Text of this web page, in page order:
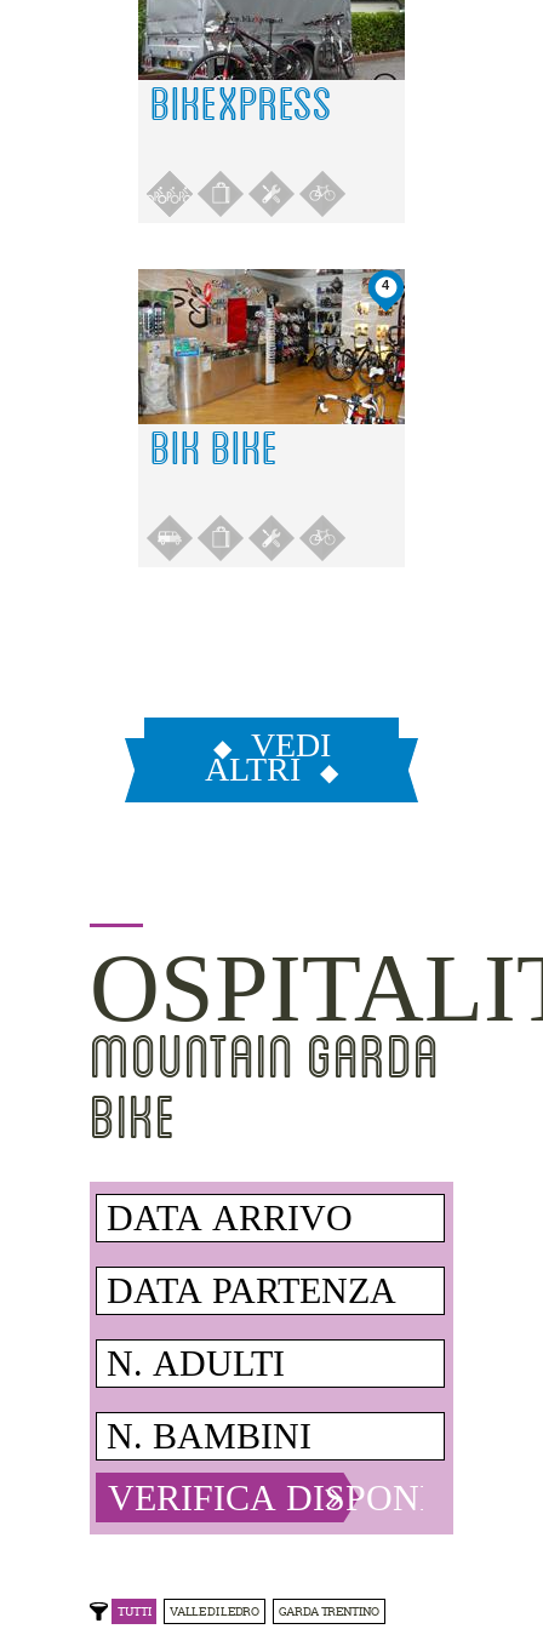
BIKEXPRESS
4
BIK BIKE
VEDI
ALTRI
MOUNTAIN GARDA
BIKE
TUTTI VALLE DI LEDRO GARDA TRENTINO